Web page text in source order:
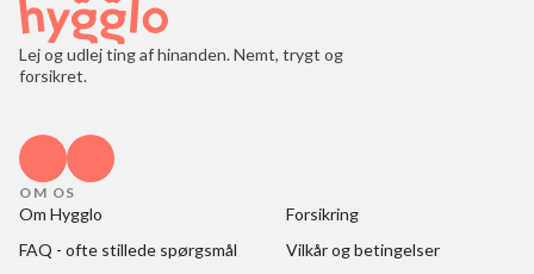
Lej og udlej ting af hinanden. Nemt, trygt og
forsikret.
OM OS
Om Hygglo
Forsikring
FAQ - ofte stillede spørgsmål
Vilkår og betingelser